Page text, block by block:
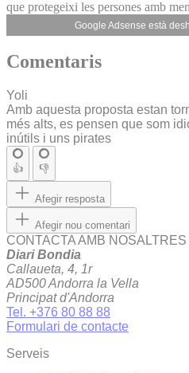
que protegeixi les persones amb
Google Adsense està
Comentaris
Yoli
Amb aquesta proposta estan
més alts, es pensen que som
inútils i uns pirates
👍 👎
Afegir resposta
Afegir nou comentari
CONTACTA AMB NOSALTRES
Diari Bondia
Callaueta, 4, 1r
AD500 Andorra la Vella
Principat d'Andorra
Tel. +376 80 88 88
Formulari de contacte
Serveis